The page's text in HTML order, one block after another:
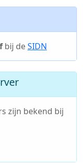
bij deSIDN
zijn bekend bij